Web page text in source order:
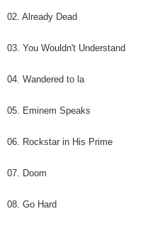
02. Already Dead
03. You Wouldn't Understand
04. Wandered to la
05. Eminem Speaks
06. Rockstar in His Prime
07. Doom
08. Go Hard